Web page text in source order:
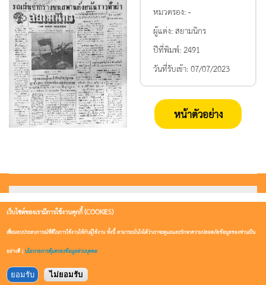
หมวดรอง:-
ผู้แต่ง:สยามนิกร
ปีที่พิมพ์:2491
วันที่รับเข้า:07/07/2023
หน้าตัวอย่าง
เว็บไซต์ของเรามีการใช้งานคุกกี้ (COOKIES)
เพื่อมอบประสบการณ์ที่ดีในการใช้งานให้กับผู้ใช้งาน ทั้งนี้ สามารถมั่นใจได้ว่าเราจะดูแลและรักษาความปลอดภัยข้อมูลของท่านเป็น
อย่างดี |นโยบายการคุ้มครองข้อมูลส่วนบุคคล
ยอมรับ ไม่ยอมรับ